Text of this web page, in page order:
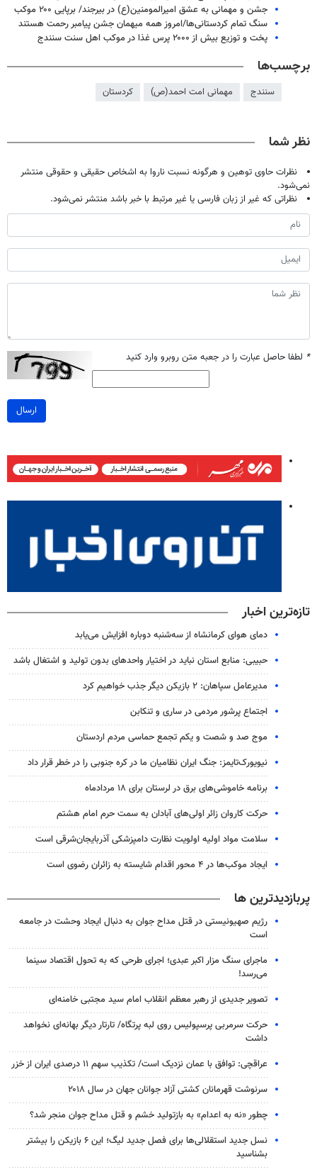
جشن و مهمانی به عشق امیرالمومنین(ع) در بیرجند/ برپایی ۲۰۰ موکب
سنگ تمام کردستانی‌ها/امروز همه میهمان جشن پیامبر رحمت هستند
پخت و توزیع بیش از ۲۰۰۰ پرس غذا در موکب اهل سنت سنندج
برچسب‌ها
سنندج مهمانی امت احمد(ص) کردستان
نظر شما
نظرات حاوی توهین و هرگونه نسبت ناروا به اشخاص حقیقی و حقوقی منتشر
نمی‌شود.
نظراتی که غیر از زبان فارسی یا غیر مرتبط با خبر باشد منتشر نمی‌شود.
* لطفا حاصل عبارت را در جعبه متن روبرو وارد کنید
ارسال
تازه‌ترین اخبار
دمای هوای کرمانشاه از سه‌شنبه دوباره افزایش می‌یابد
حبیبی: منابع استان نباید در اختیار واحدهای بدون تولید و اشتغال باشد
مدیرعامل سپاهان: ۲ بازیکن دیگر جذب خواهیم کرد
اجتماع پرشور مردمی در ساری و تنکابن
موج صد و شصت و یکم تجمع حماسی مردم اردستان
نیویورک‌تایمز: جنگ ایران نظامیان ما در کره جنوبی را در خطر قرار داد
برنامه خاموشی‌های برق در لرستان برای ۱۸ مردادماه
حرکت کاروان زائر اولی‌های آبادان به سمت حرم امام هشتم
سلامت مواد اولیه اولویت نظارت دامپزشکی آذربایجان‌شرقی است
ایجاد موکب‌ها در ۴ محور اقدام شایسته به زائران رضوی است
پربازدیدترین ها
رژیم صهیونیستی در قتل مداح جوان به دنبال ایجاد وحشت در جامعه
است
ماجرای سنگ مزار اکبر عبدی؛ اجرای طرحی که به تحول اقتصاد سینما
می‌رسد!
تصویر جدیدی از رهبر معظم انقلاب امام سید مجتبی خامنه‌ای
حرکت سرمربی پرسپولیس روی لبه پرتگاه/ تارتار دیگر بهانه‌ای نخواهد
داشت
عراقچی: توافق با عمان نزدیک است/ تکذیب سهم ۱۱ درصدی ایران از خزر
سرنوشت قهرمانان کشتی آزاد جوانان جهان در سال ۲۰۱۸
چطور «نه به اعدام» به بازتولید خشم و قتل مداح جوان منجر شد؟
نسل جدید استقلالی‌ها برای فصل جدید لیگ؛ این ۶ بازیکن را بیشتر
بشناسید